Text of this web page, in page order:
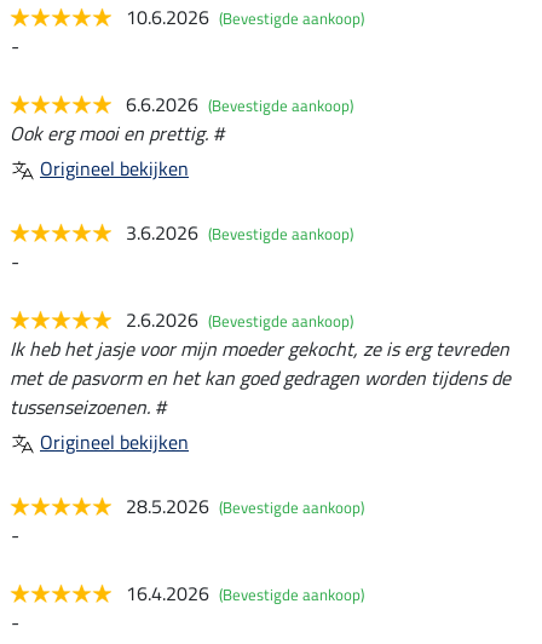
10.6.2026 (Bevestigde aankoop)
-
6.6.2026 (Bevestigde aankoop)
Ook erg mooi en prettig. #
Origineel bekijken
3.6.2026 (Bevestigde aankoop)
-
2.6.2026 (Bevestigde aankoop)
Ik heb het jasje voor mijn moeder gekocht, ze is erg tevreden
met de pasvorm en het kan goed gedragen worden tijdens de
tussenseizoenen. #
Origineel bekijken
28.5.2026 (Bevestigde aankoop)
-
16.4.2026 (Bevestigde aankoop)
-